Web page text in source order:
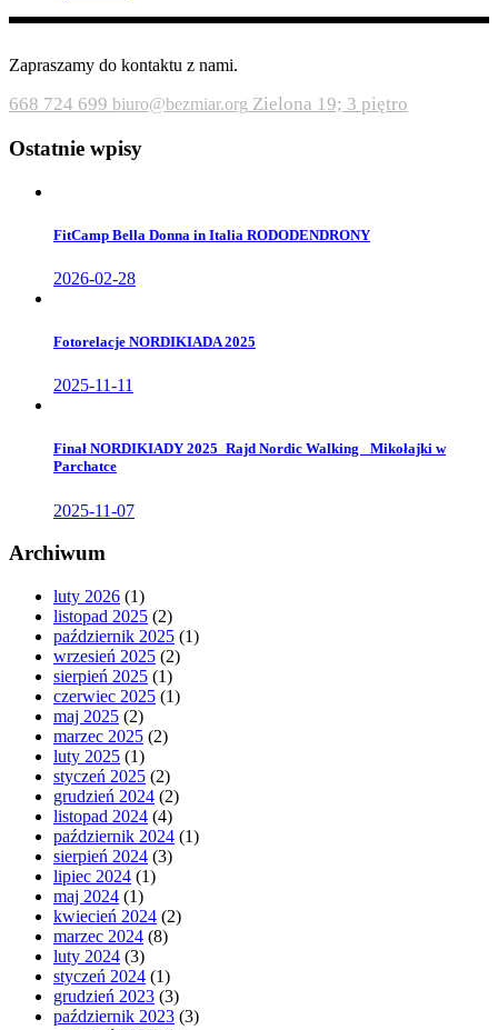
Zapraszamy do kontaktu z nami.
668 724 699 biuro@bezmiar.org Zielona 19; 3 piętro
Ostatnie wpisy
FitCamp Bella Donna in Italia RODODENDRONY
2026-02-28
Fotorelacje NORDIKIADA 2025
2025-11-11
Finał NORDIKIADY 2025_Rajd Nordic Walking _Mikołajki w
Parchatce
2025-11-07
Archiwum
luty 2026 (1)
listopad 2025 (2)
październik 2025 (1)
wrzesień 2025 (2)
sierpień 2025 (1)
czerwiec 2025 (1)
maj 2025 (2)
marzec 2025 (2)
luty 2025 (1)
styczeń 2025 (2)
grudzień 2024 (2)
listopad 2024 (4)
październik 2024 (1)
sierpień 2024 (3)
lipiec 2024 (1)
maj 2024 (1)
kwiecień 2024 (2)
marzec 2024 (8)
luty 2024 (3)
styczeń 2024 (1)
grudzień 2023 (3)
październik 2023 (3)